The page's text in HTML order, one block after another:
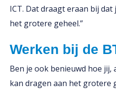
ICT. Dat draagt eraan bij
het grotere geheel.”
Werken bij de
Ben je ook benieuwd hoe jij,
kan dragen aan het grotere